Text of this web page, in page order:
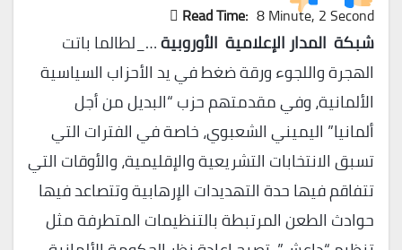
Read Time: 8 Minute, 2 Second
شبكة المدار الإعلامية الأوروبية…_لطالما باتت
الهجرة واللجوء ورقة ضغط في يد الأحزاب السياسية
الألمانية، وفي مقدمتهم حزب “البديل من أجل
ألمانيا” اليميني الشعبوي، خاصة في الفترات التي
تسبق الانتخابات التشريعية والإقليمية، والأوقات التي
تتفاقم فيها حدة التهديدات الإرهابية وتتصاعد فيها
حوادث الطعن المرتبطة بالتنظيمات المتطرفة مثل